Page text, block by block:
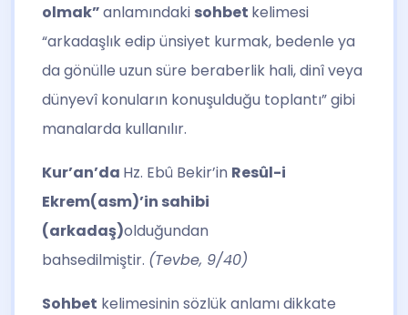
olmak”anlamındaki sohbet kelimesi
“arkadaşlık edip ünsiyet kurmak, bedenle ya
da gönülle uzun süre beraberlik hali, dinî veya
dünyevî konuların konuşulduğu toplantı” gibi
manalarda kullanılır.
Kur’an’da Hz. Ebû Bekir’in Resûl-i
Ekrem(asm)’in sahibi
(arkadaş)olduğundan
bahsedilmiştir. (Tevbe, 9/40)
Sohbet kelimesinin sözlük anlamı dikkate